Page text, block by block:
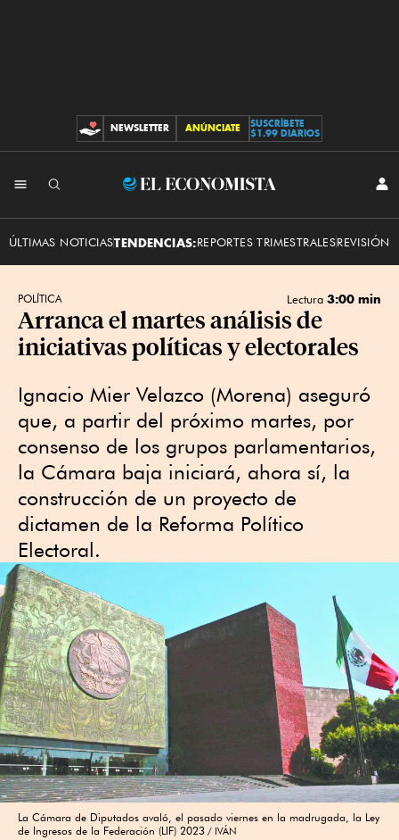
CONTRIBUCIONES
NEWSLETTER ANÚNCIATE
SUSCRÍBETE
$1.99 DIARIOS
El
ÚLTIMAS NOTICIASTENDENCIAS:REPORTES TRIMESTRALESREVISIÓN
POLÍTICA Lectura 3:00 min
Arranca el martes análisis de
iniciativas políticas y electorales
Ignacio Mier Velazco (Morena) aseguró
que, a partir del próximo martes, por
consenso de los grupos parlamentarios,
la Cámara baja iniciará, ahora sí, la
construcción de un proyecto de
dictamen de la Reforma Político
Electoral.
La Cámara de Diputados avaló, el pasado viernes en la madrugada, la Ley
de Ingresos de la Federación (LIF) 2023
IVÁN